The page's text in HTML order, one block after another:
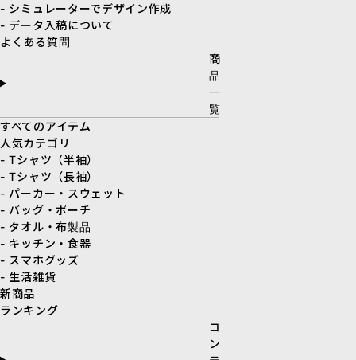
- シミュレーターでデザイン作成
- データ入稿について
よくある質問
商
品
一
覧
すべてのアイテム
人気カテゴリ
- Tシャツ（半袖）
- Tシャツ（長袖）
- パーカー・スウェット
- バッグ・ポーチ
- タオル・布製品
- キッチン・食器
- スマホグッズ
- 生活雑貨
新商品
ランキング
コ
ン